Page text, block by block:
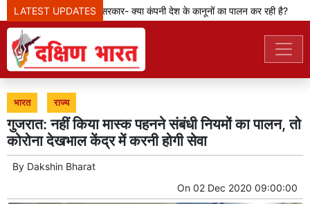
LATEST UPDATES
मेटा टीम से पूछ रही सरकार- क्या कंपनी देश के कानूनों का पालन कर रही है?
भारत राज्य
गुजरात: नहीं किया मास्क पहनने संबंधी नियमों का पालन, तो
कोरोना देखभाल केंद्र में करनी होगी सेवा
By Dakshin Bharat
On 02 Dec 2020 09:00:00